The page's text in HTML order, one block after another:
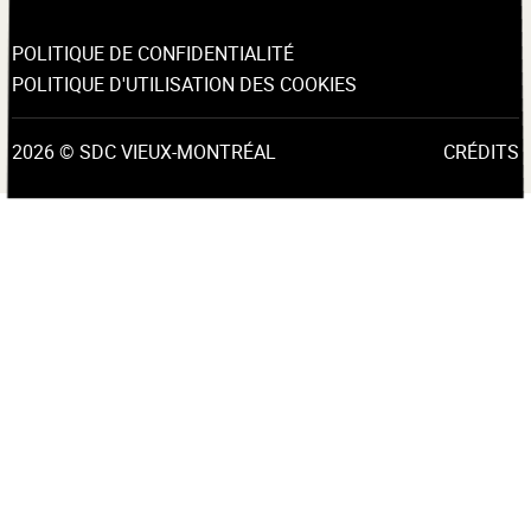
POLITIQUE DE CONFIDENTIALITÉ
POLITIQUE D'UTILISATION DES COOKIES
2026 © SDC VIEUX-MONTRÉAL CRÉDITS